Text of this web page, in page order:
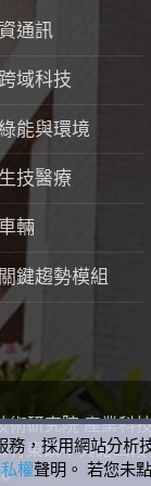
通訊
跨域科技
能與環境
生技醫療
車輛
關鍵趨勢模組
術研究院 產業科
竹東鎮中興路四
，採用網站分析
權聲明。 若您未